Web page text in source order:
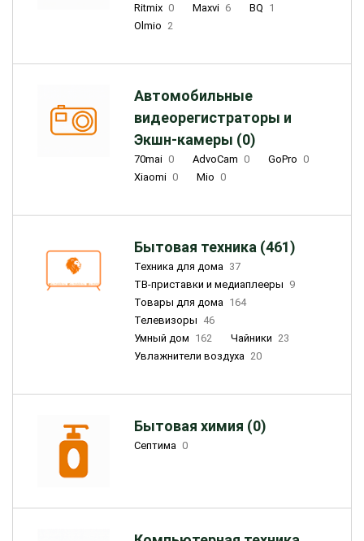
Ritmix 0 Maxvi 6 BQ 1
Olmio 2
Автомобильные
видеорегистраторы и
Экшн-камеры (0)
70mai 0 AdvoCam 0 GoPro 0
Xiaomi 0 Mio 0
Бытовая техника (461)
Техника для дома 37
ТВ-приставки и медиаплееры 9
Товары для дома 164
Телевизоры 46
Умный дом 162 Чайники 23
Увлажнители воздуха 20
Бытовая химия (0)
Септима 0